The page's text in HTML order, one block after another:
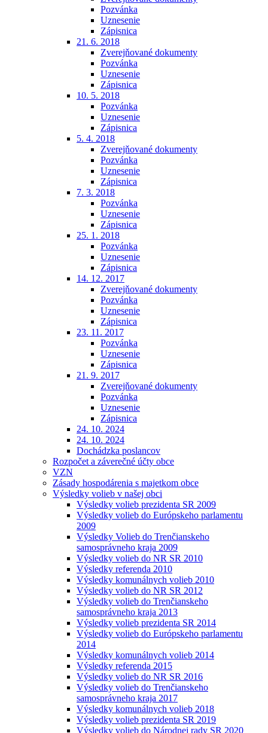
Pozvánka
Uznesenie
Zápisnica
21. 6. 2018
Zverejňované dokumenty
Pozvánka
Uznesenie
Zápisnica
10. 5. 2018
Pozvánka
Uznesenie
Zápisnica
5. 4. 2018
Zverejňované dokumenty
Pozvánka
Uznesenie
Zápisnica
7. 3. 2018
Pozvánka
Uznesenie
Zápisnica
25. 1. 2018
Pozvánka
Uznesenie
Zápisnica
14. 12. 2017
Zverejňované dokumenty
Pozvánka
Uznesenie
Zápisnica
23. 11. 2017
Pozvánka
Uznesenie
Zápisnica
21. 9. 2017
Zverejňované dokumenty
Pozvánka
Uznesenie
Zápisnica
24. 10. 2024
24. 10. 2024
Dochádzka poslancov
Rozpočet a záverečné účty obce
VZN
Zásady hospodárenia s majetkom obce
Výsledky volieb v našej obci
Výsledky volieb prezidenta SR 2009
Výsledky volieb do Európskeho parlamentu
2009
Výsledky Volieb do Trenčianskeho
samosprávneho kraja 2009
Výsledky volieb do NR SR 2010
Výsledky referenda 2010
Výsledky komunálnych volieb 2010
Výsledky volieb do NR SR 2012
Výsledky volieb do Trenčianskeho
samosprávneho kraja 2013
Výsledky volieb prezidenta SR 2014
Výsledky volieb do Európskeho parlamentu
2014
Výsledky komunálnych volieb 2014
Výsledky referenda 2015
Výsledky volieb do NR SR 2016
Výsledky volieb do Trenčianskeho
samosprávneho kraja 2017
Výsledky komunálnych volieb 2018
Výsledky volieb prezidenta SR 2019
Výsledky volieb do Národnej rady SR 2020